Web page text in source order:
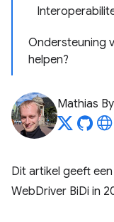
Ondersteuning
helpen?
Mathias
Dit artikel geeft
WebDriver BiDi in